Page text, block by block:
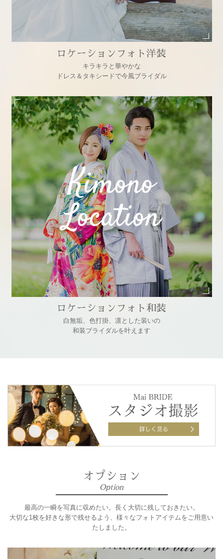
ロケーションフォト洋装
キラキラと華やかな
ドレス＆タキシードで今風ブライダル
ロケーションフォト和装
白無垢、色打掛、凛とした装いの
和装ブライダルを叶えます
オプション
Option
最高の一瞬を写真に収めたい。長く大切に残しておきたい。
大切な1枚を好きな形で残せるよう、様々なフォトアイテムをご用意い
たしました。